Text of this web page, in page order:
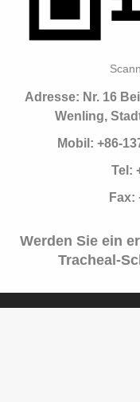
Adresse: Nr. 16
Wenling,
Mobil: +86-
Tel:
Fax:
Werden Sie ein
Tracheal-